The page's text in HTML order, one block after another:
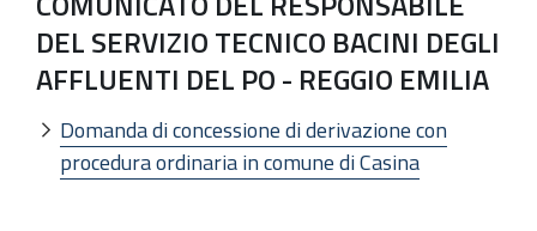
DEL SERVIZIO TECNICO BACINI DEGLI
AFFLUENTI DEL PO - REGGIO EMILIA
Domanda di concessione di derivazione con
procedura ordinaria in comune di Casina